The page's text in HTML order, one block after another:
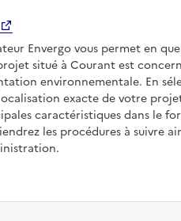
Envergo vous permet en
situé à Courant est
environnementale. En
exacte de votre
caractéristiques dans le
les procédures à suivre